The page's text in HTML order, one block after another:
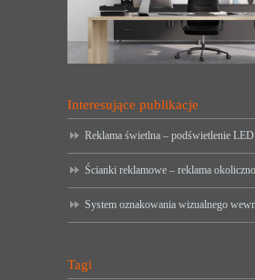
Interesujące publikacje
Reklama świetlna – podświetlenie
Ścianki reklamowe – reklama
System oznakowania wizualnego
Tagi